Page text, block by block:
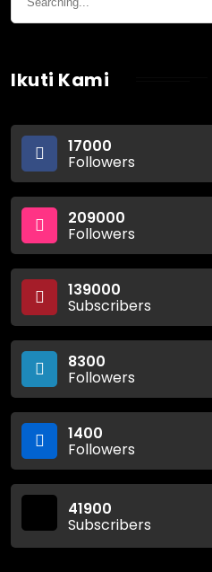
Ikuti Kami
17000
Followers
209000
Followers
139000
Subscribers
8300
Followers
1400
Followers
41900
Subscribers